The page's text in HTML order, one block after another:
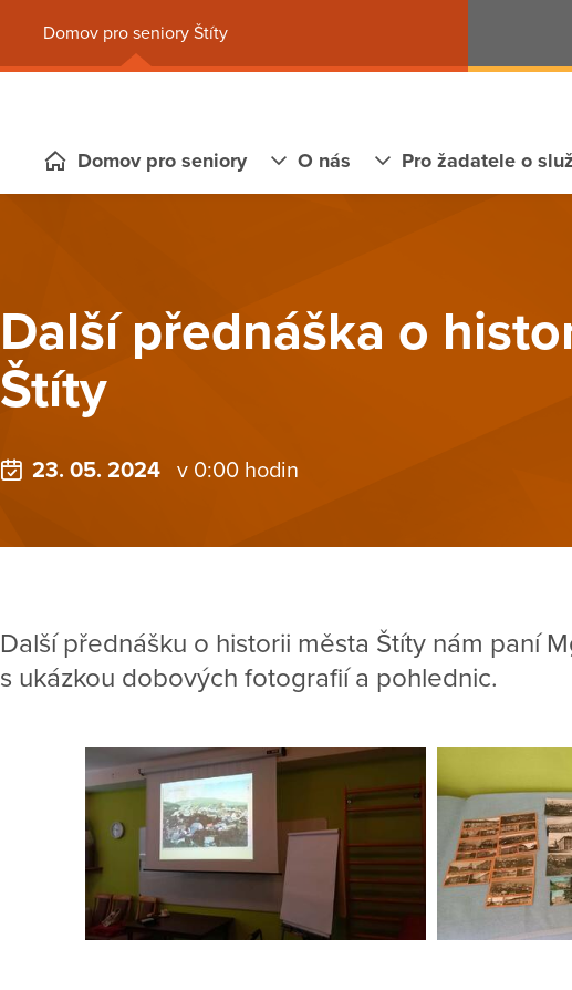
Domov pro seniory Štíty
Domov pro seniory O nás Pro žadatele o
Další přednáška o
Štíty
23. 05. 2024 v 0:00 hodin
Další přednášku o historii města Štíty nám paní
s ukázkou dobových fotografií a pohlednic.